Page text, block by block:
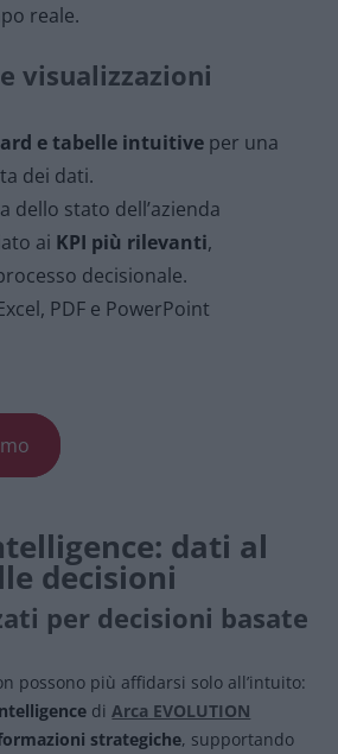
reale.
visualizzazioni
e tabelle intuitive per una
dei dati.
dello stato dell’azienda
ai KPI più rilevanti,
decisionale.
PDF e PowerPoint
dati al
decisioni
per decisioni basate
possono più affidarsi solo all’intuito:
di Arca EVOLUTION
strategiche, supportando